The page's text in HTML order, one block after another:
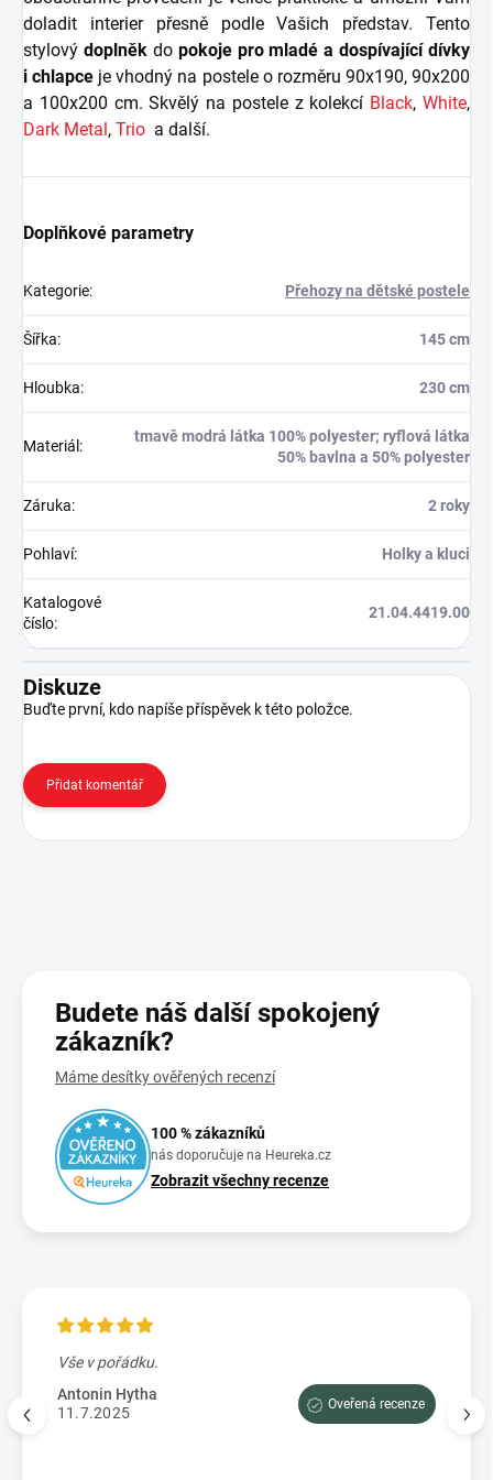
doladit interier přesně podle Vašich představ. Tento
stylový doplněk do pokoje pro mladé a dospívající dívky
i chlapce je vhodný na postele o rozměru 90x190, 90x200
a 100x200 cm. Skvělý na postele z kolekcí Black,White,
Dark Metal , Trio a další.
Doplňkové parametry
Kategorie: Přehozy na dětské postele
Šířka: 145 cm
Hloubka: 230 cm
Materiál :
tmavě modrá látka 100% polyester; ryflová látka
50% bavlna a 50% polyester
Záruka: 2 roky
Pohlaví: Holky a kluci
Katalogové
číslo:
21.04.4419.00
Diskuze
Buďte první, kdo napíše příspěvek k této položce.
Přidat komentář
Budete náš další spokojený
zákazník?
Máme desítky ověřených recenzí
100 % zákazníků
nás doporučuje na Heureka.cz
Zobrazit všechny recenze
Vše v pořádku.
Antonin Hytha
11.7.2025
Oveřená recenze